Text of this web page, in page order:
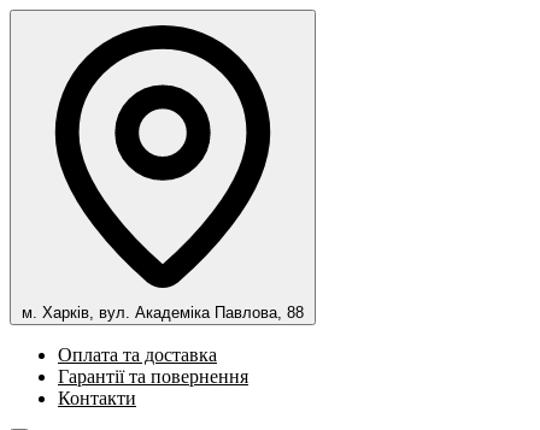
м. Харків, вул. Академіка Павлова, 88
Оплата та доставка
Гарантії та повернення
Контакти